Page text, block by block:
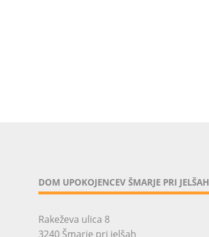
DOM UPOKOJENCEV ŠMARJE PRI JELŠAH
Rakeževa ulica 8
3240 Šmarje pri jelšah